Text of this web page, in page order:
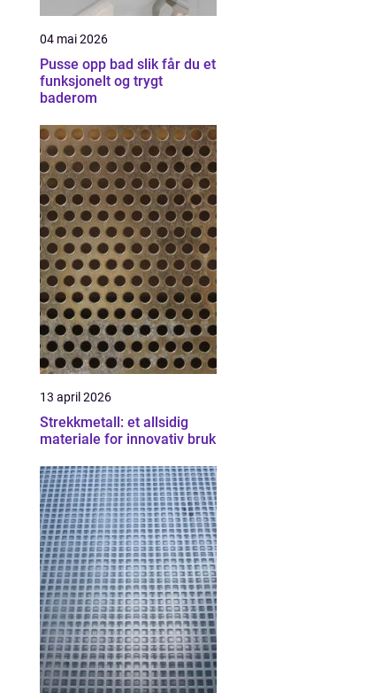
04 mai 2026
Pusse opp bad slik får du et
funksjonelt og trygt
baderom
13 april 2026
Strekkmetall: et allsidig
materiale for innovativ bruk